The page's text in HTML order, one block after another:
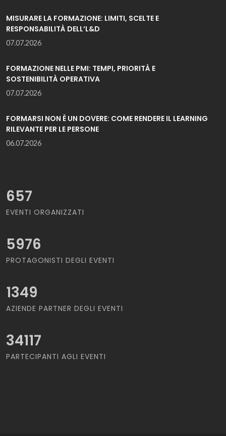
MISURARE LA FORMAZIONE: LIMITI, SCELTE E
RESPONSABILITÀ DELL’L&D
07.07.2026
FORMAZIONE NELLE PMI: TEMPI, PRIORITÀ E
SOSTENIBILITÀ OPERATIVA
07.07.2026
FORMARSI NON È UN DOVERE: COME RENDERE IL LEARNING
RILEVANTE PER LE PERSONE
06.07.2026
657
EVENTI ORGANIZZATI
5976
PROTAGONISTI DEGLI EVENTI
1349
AZIENDE PARTNER DEGLI EVENTI
34117
PARTECIPANTI AGLI EVENTI